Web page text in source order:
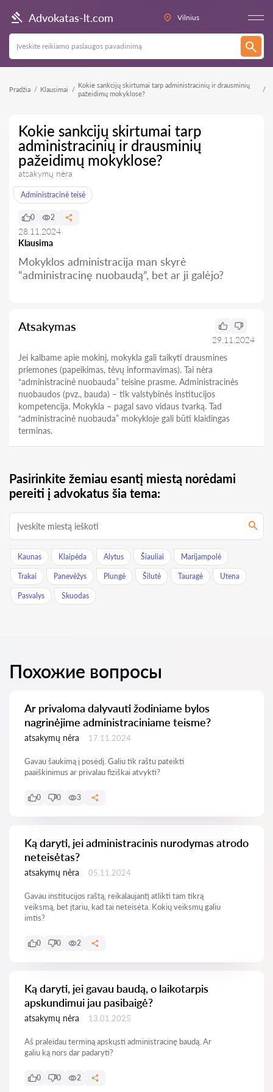
Advokatas-lt.com Vilnius
Pradžia Klausimai
Kokie sankcijų skirtumai tarp administracinių ir drausminių
pažeidimų mokyklose?
Kokie sankcijų skirtumai tarp
administracinių ir drausminių
pažeidimų mokyklose?
atsakymų nėra
Administracinė teisė
Klausima
0 2
28.11.2024
Mokyklos administracija man skyrė
“administracinę nuobaudą”, bet ar ji galėjo?
Atsakymas
29.11.2024
Jei kalbame apie mokinį, mokykla gali taikyti drausmines
priemones (papeikimas, tėvų informavimas). Tai nėra
“administracinė nuobauda” teisine prasme. Administracinės
nuobaudos (pvz., bauda) – tik valstybinės institucijos
kompetencija. Mokykla – pagal savo vidaus tvarką. Tad
“administracinė nuobauda” mokykloje gali būti klaidingas
terminas.
Pasirinkite žemiau esantį miestą norėdami
pereiti į advokatus šia tema:
Kaunas Klaipėda Alytus Šiauliai Marijampolė
Trakai Panevėžys Plungė Šilutė Tauragė Utena
Pasvalys Skuodas
Похожие вопросы
Ar privaloma dalyvauti žodiniame bylos
nagrinėjime administraciniame teisme?
atsakymų nėra 17.11.2024
Gavau šaukimą į posėdį. Galiu tik raštu pateikti
paaiškinimus ar privalau fiziškai atvykti?
0 0 3
Ką daryti, jei administracinis nurodymas atrodo
neteisėtas?
atsakymų nėra 05.11.2024
Gavau institucijos raštą, reikalaujantį atlikti tam tikrą
veiksmą, bet įtariu, kad tai neteisėta. Kokių veiksmų galiu
imtis?
0 0 2
Ką daryti, jei gavau baudą, o laikotarpis
apskundimui jau pasibaigė?
atsakymų nėra 13.01.2025
Aš praleidau terminą apskųsti administracinę baudą. Ar
galiu ką nors dar padaryti?
0 0 2